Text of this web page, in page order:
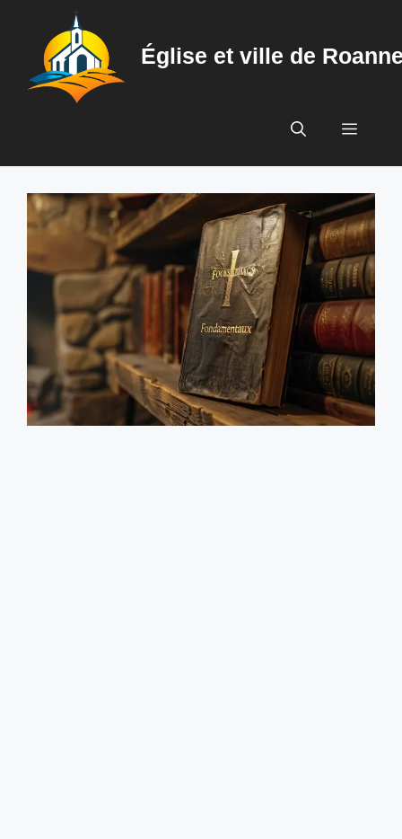
contenu
Église et ville de
Menu